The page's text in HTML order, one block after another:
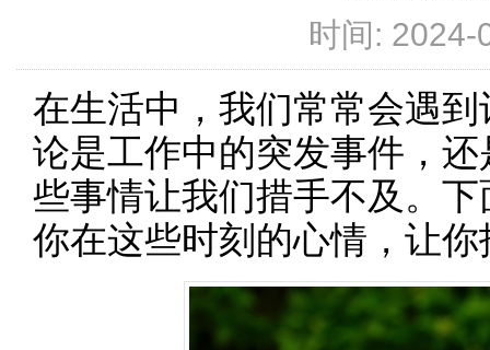
时间: 2024-
在生活中，我们常常会遇
论是工作中的突发事件，
些事情让我们措手不及。
你在这些时刻的心情，让